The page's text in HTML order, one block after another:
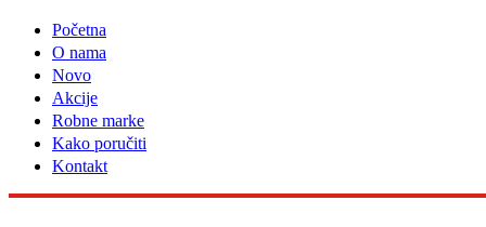
Početna
O nama
Novo
Akcije
Robne marke
Kako poručiti
Kontakt